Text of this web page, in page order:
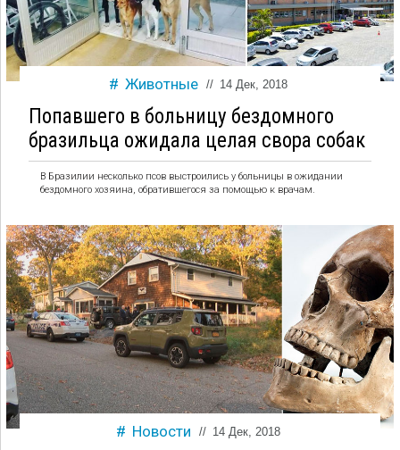
Животные // 14 Дек, 2018
Попавшего в больницу бездомного
бразильца ожидала целая свора собак
В Бразилии несколько псов выстроились у больницы в ожидании
бездомного хозяина, обратившегося за помощью к врачам.
Новости // 14 Дек, 2018